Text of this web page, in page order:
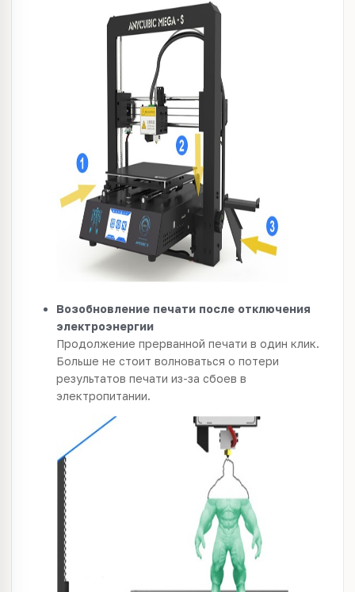
Возобновление печати после отключения
электроэнергии
Продолжение прерванной печати в один клик.
Больше не стоит волноваться о потери
результатов печати из-за сбоев в
электропитании.